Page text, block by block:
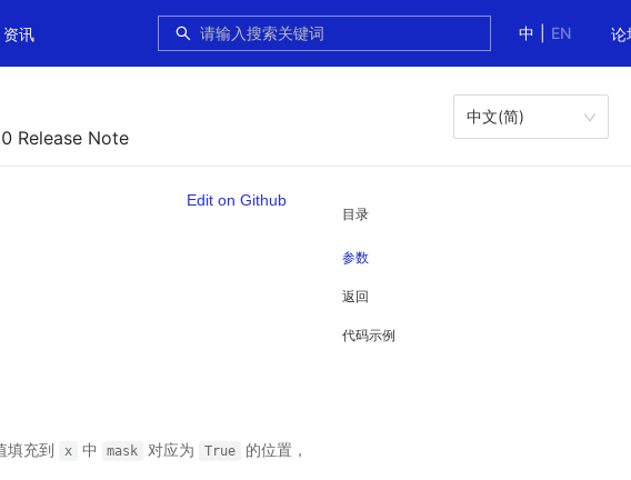
中
EN 论
资讯
Release Note
中文(简)
目录
参数
返回
代码示例
Edit on Github
填充到 x 中 mask 对应为 True 的位置，